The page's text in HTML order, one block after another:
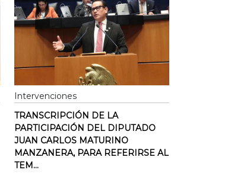
Intervenciones
TRANSCRIPCIÓN DE LA
PARTICIPACIÓN DEL DIPUTADO
JUAN CARLOS MATURINO
MANZANERA, PARA REFERIRSE AL
TEM...